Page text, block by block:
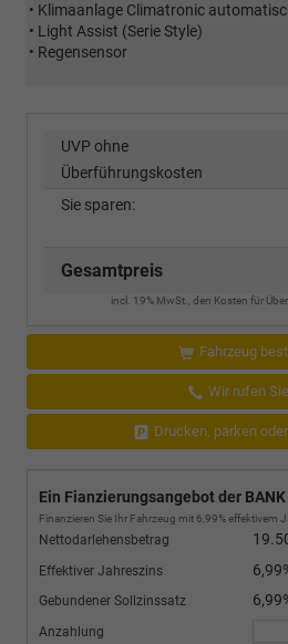
• Klimaanlage Climatronic
• Light Assist (Serie Style)
• Regensensor
UVP ohne
Überführungskosten
Sie sparen:
Gesamtpreis
incl. 19% MwSt., den Kosten für
Fahrzeug
Wir rufen
Drucken, parken
Ein Fianzierungsangebot der BANK
Finanzieren Sie Ihr Fahrzeug mit 6,99% effektivem
Nettodarlehensbetrag
Effektiver Jahreszins
Gebundener Sollzinssatz
Anzahlung